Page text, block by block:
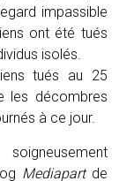
impassible
ont été tués
isolés.
tués au 25
les décombres
à ce jour.
Mediapartde